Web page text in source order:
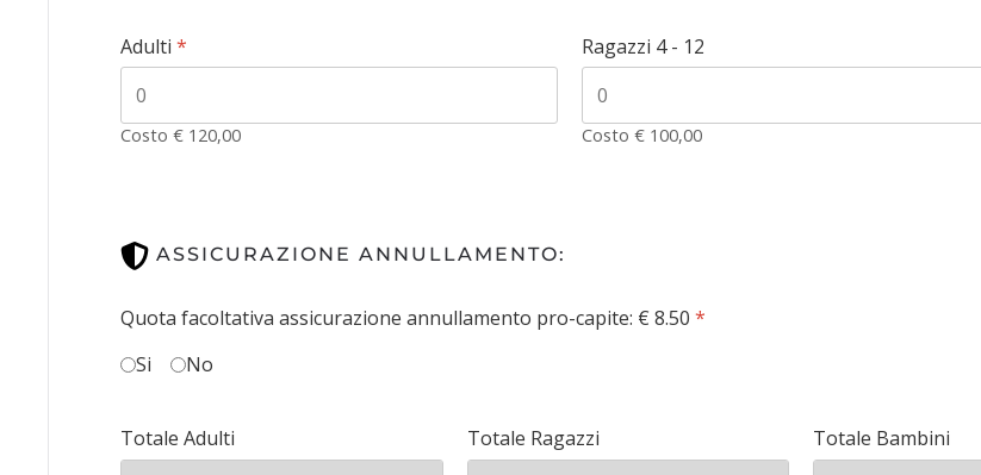
Adulti *
Costo € 120,00
Ragazzi 4 - 12
Costo € 100,00
ASSICURAZIONE ANNULLAMENTO:
Quota facoltativa assicurazione annullamento pro-capite: € 8.50 *
Si
No
Totale Adulti Totale Ragazzi Totale Bambini